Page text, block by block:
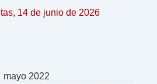
14 de junio de 2026
mayo 2022